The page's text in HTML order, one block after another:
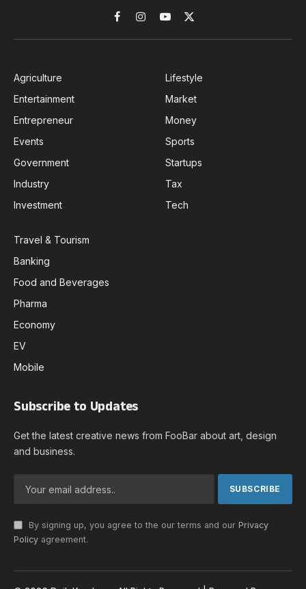
Facebook
InstagramYouTube
X
(Twitter)
Agriculture
Entertainment
Entrepreneur
Events
Government
Industry
Investment
Lifestyle
Market
Money
Sports
Startups
Tax
Tech
Travel & Tourism
Banking
Food and Beverages
Pharma
Economy
EV
Mobile
Subscribe to Updates
Get the latest creative news from FooBar about art, design
and business.
By signing up, you agree to the our terms and our Privacy
Policy agreement.